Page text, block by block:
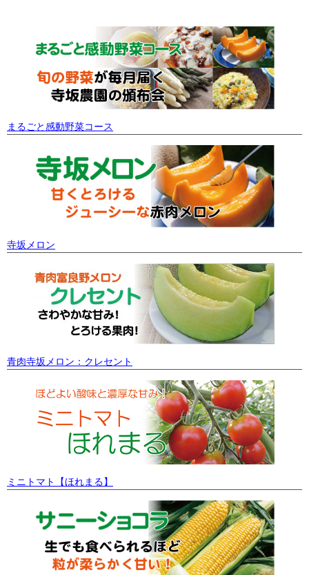
まるごと感動野菜コース
寺坂メロン
青肉寺坂メロン：クレセント
ミニトマト【ほれまる】